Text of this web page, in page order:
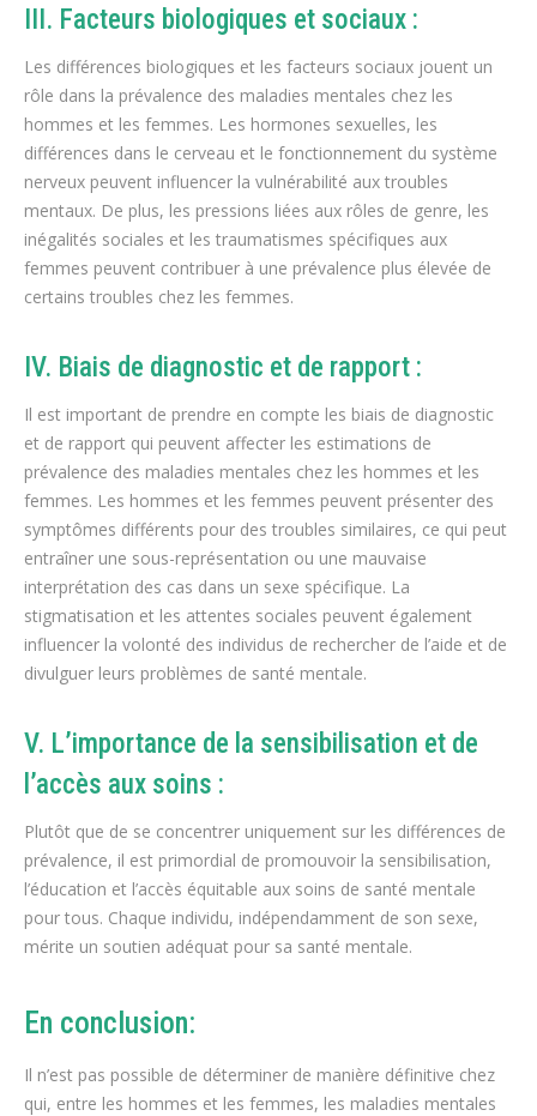
III. Facteurs biologiques et sociaux :
Les différences biologiques et les facteurs sociaux jouent un
rôle dans la prévalence des maladies mentales chez les
hommes et les femmes. Les hormones sexuelles, les
différences dans le cerveau et le fonctionnement du système
nerveux peuvent influencer la vulnérabilité aux troubles
mentaux. De plus, les pressions liées aux rôles de genre, les
inégalités sociales et les traumatismes spécifiques aux
femmes peuvent contribuer à une prévalence plus élevée de
certains troubles chez les femmes.
IV. Biais de diagnostic et de rapport :
Il est important de prendre en compte les biais de diagnostic
et de rapport qui peuvent affecter les estimations de
prévalence des maladies mentales chez les hommes et les
femmes. Les hommes et les femmes peuvent présenter des
symptômes différents pour des troubles similaires, ce qui peut
entraîner une sous-représentation ou une mauvaise
interprétation des cas dans un sexe spécifique. La
stigmatisation et les attentes sociales peuvent également
influencer la volonté des individus de rechercher de l’aide et de
divulguer leurs problèmes de santé mentale.
V. L’importance de la sensibilisation et de
l’accès aux soins :
Plutôt que de se concentrer uniquement sur les différences de
prévalence, il est primordial de promouvoir la sensibilisation,
l’éducation et l’accès équitable aux soins de santé mentale
pour tous. Chaque individu, indépendamment de son sexe,
mérite un soutien adéquat pour sa santé mentale.
En conclusion:
Il n’est pas possible de déterminer de manière définitive chez
qui, entre les hommes et les femmes, les maladies mentales